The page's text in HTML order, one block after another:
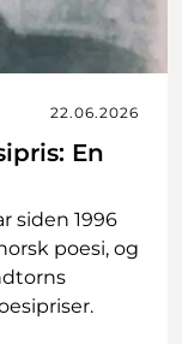
22.06.2026
En
siden 1996
poesi, og